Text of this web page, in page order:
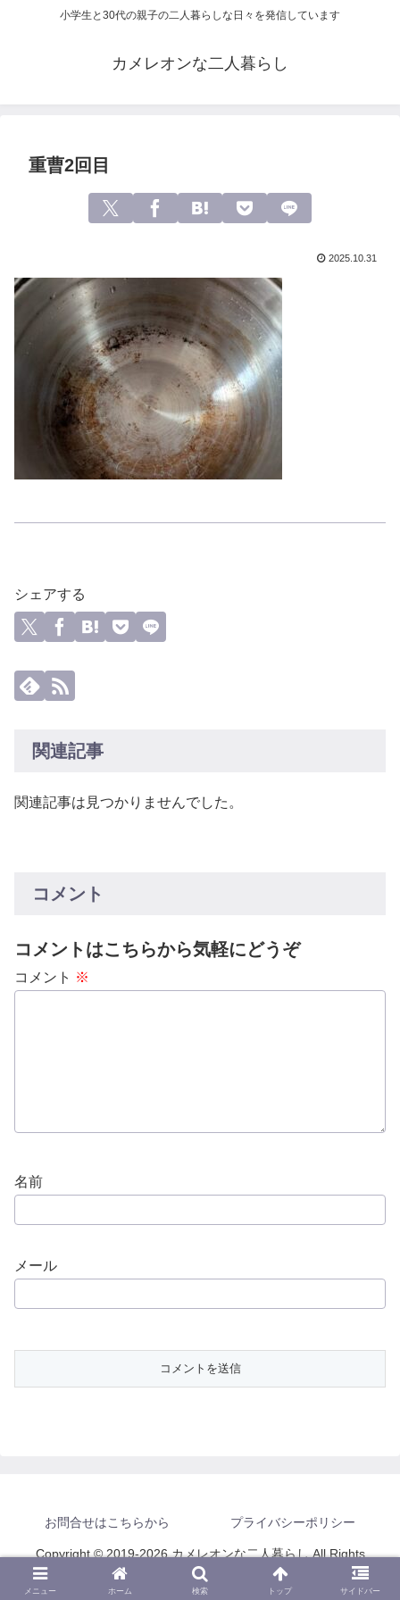
小学生と30代の親子の二人暮らしな日々を発信しています
カメレオンな二人暮らし
重曹2回目
2025.10.31
シェアする
関連記事
関連記事は見つかりませんでした。
コメント
コメントはこちらから気軽にどうぞ
コメント ※
名前
メール
お問合せはこちらから プライバシーポリシー
Copyright © 2019-2026 カメレオンな二人暮らし All Rights
Reserved.
メニュー ホーム 検索 トップ サイドバー